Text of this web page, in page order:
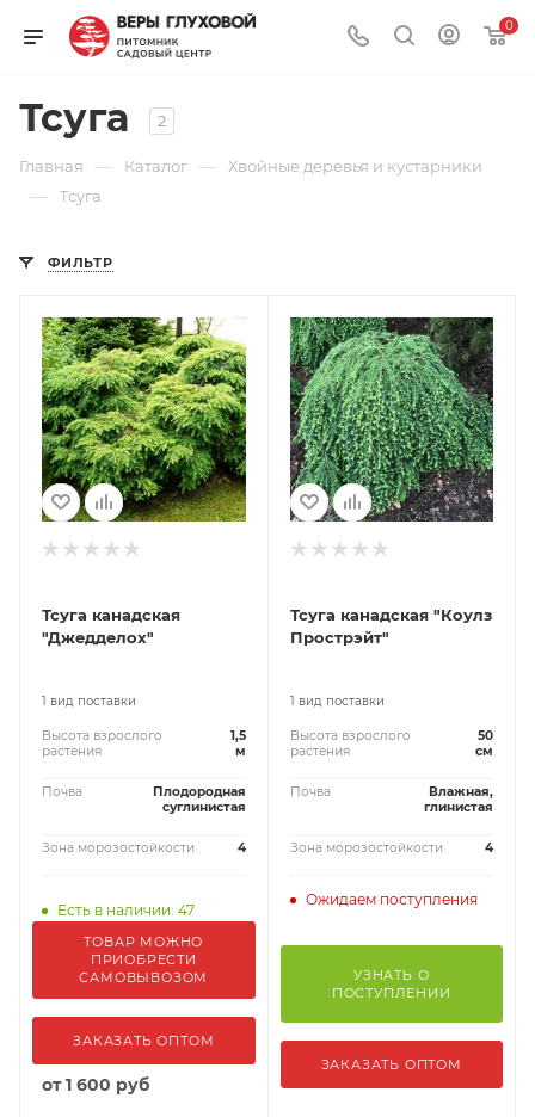
0
Тсуга 2
Главная — Каталог — Хвойные деревья и кустарники
— Тсуга
ФИЛЬТР
Тсуга канадская
"Джедделох"
1 вид поставки
Высота взрослого
растения
1,5
м
Почва
Плодородная
суглинистая
Зона морозостойкости 4
Есть в наличии: 47
ТОВАР МОЖНО
ПРИОБРЕСТИ
САМОВЫВОЗОМ
ЗАКАЗАТЬ ОПТОМ
от1 600 руб
Тсуга канадская "Коулз
Прострэйт"
1 вид поставки
Высота взрослого
растения
50
см
Почва
Влажная,
глинистая
Зона морозостойкости 4
Ожидаем поступления
УЗНАТЬ О
ПОСТУПЛЕНИИ
ЗАКАЗАТЬ ОПТОМ